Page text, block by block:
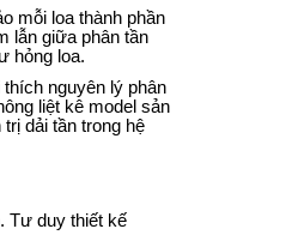
mỗi loa thành phần
lẫn giữa phân tần
hỏng loa.
nguyên lý phân
liệt kê model sản
dải tần trong hệ
Tư duy thiết kế